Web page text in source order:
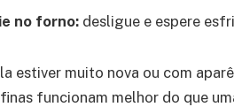
no forno: desligue e espere
estiver muito nova ou com
funcionam melhor do que